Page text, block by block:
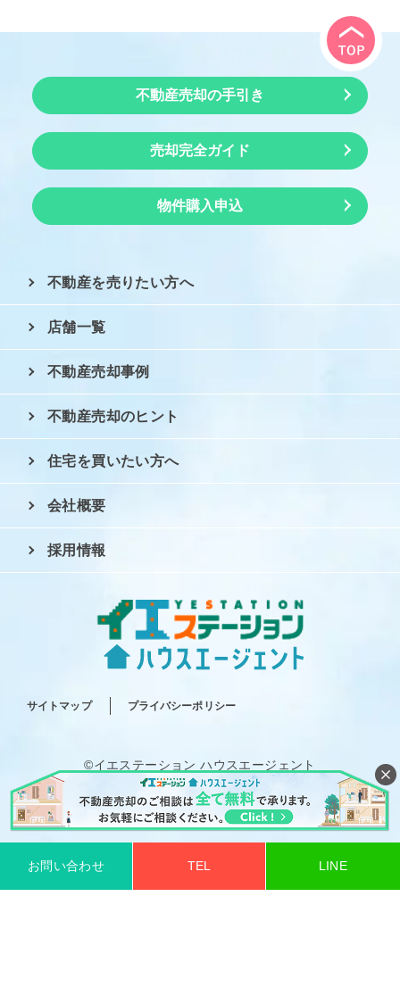
不動産売却の手引き
売却完全ガイド
物件購入申込
サイトマップ プライバシーポリシー
不動産を売りたい方へ
店舗一覧
不動産売却事例
不動産売却のヒント
住宅を買いたい方へ
会社概要
採用情報
©イエステーション ハウスエージェント
All rights reserved.
お問い合わせ TEL LINE